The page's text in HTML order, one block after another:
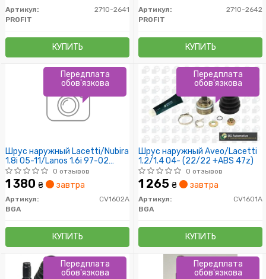
Артикул:
2710-2641
PROFIT
КУПИТЬ
Артикул:
2710-2642
PROFIT
КУПИТЬ
Шрус наружный Lacetti/Nubira
1.8i 05-11/Lanos 1.6i 97-02
(33/29) (+ABS 47z)
0 отзывов
1 380 ₴ завтра
Артикул:
CV1602A
BGA
КУПИТЬ
Передплата
обов'язкова
Шрус наружный Aveo/Lacetti
1.2/1.4 04- (22/22 +ABS 47z)
0 отзывов
1 265 ₴ завтра
Артикул:
CV1601A
BGA
КУПИТЬ
Передплата
обов'язкова
Передплата
обов'язкова
Передплата
обов'язкова